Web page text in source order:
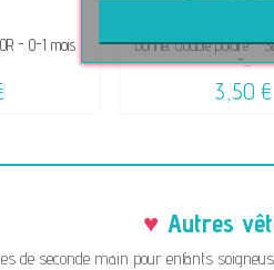
- 0-1 mois
Bonnet doublé polaire -
-...
3,50 €
Autres
de seconde main pour enfants